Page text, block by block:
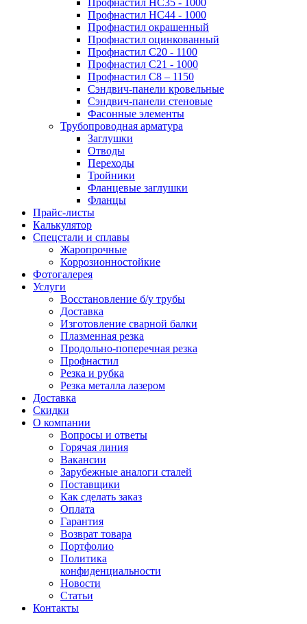
Профнастил НС35 - 1000
Профнастил НС44 - 1000
Профнастил окрашенный
Профнастил оцинкованный
Профнастил С20 - 1100
Профнастил С21 - 1000
Профнастил С8 – 1150
Сэндвич-панели кровельные
Сэндвич-панели стеновые
Фасонные элементы
Трубопроводная арматура
Заглушки
Отводы
Переходы
Тройники
Фланцевые заглушки
Фланцы
Прайс-листы
Калькулятор
Спецстали и сплавы
Жаропрочные
Коррозионностойкие
Фотогалерея
Услуги
Восстановление б/у трубы
Доставка
Изготовление сварной балки
Плазменная резка
Продольно-поперечная резка
Профнастил
Резка и рубка
Резка металла лазером
Доставка
Скидки
О компании
Вопросы и ответы
Горячая линия
Вакансии
Зарубежные аналоги сталей
Поставщики
Как сделать заказ
Оплата
Гарантия
Возврат товара
Портфолио
Политика
конфиденциальности
Новости
Статьи
Контакты